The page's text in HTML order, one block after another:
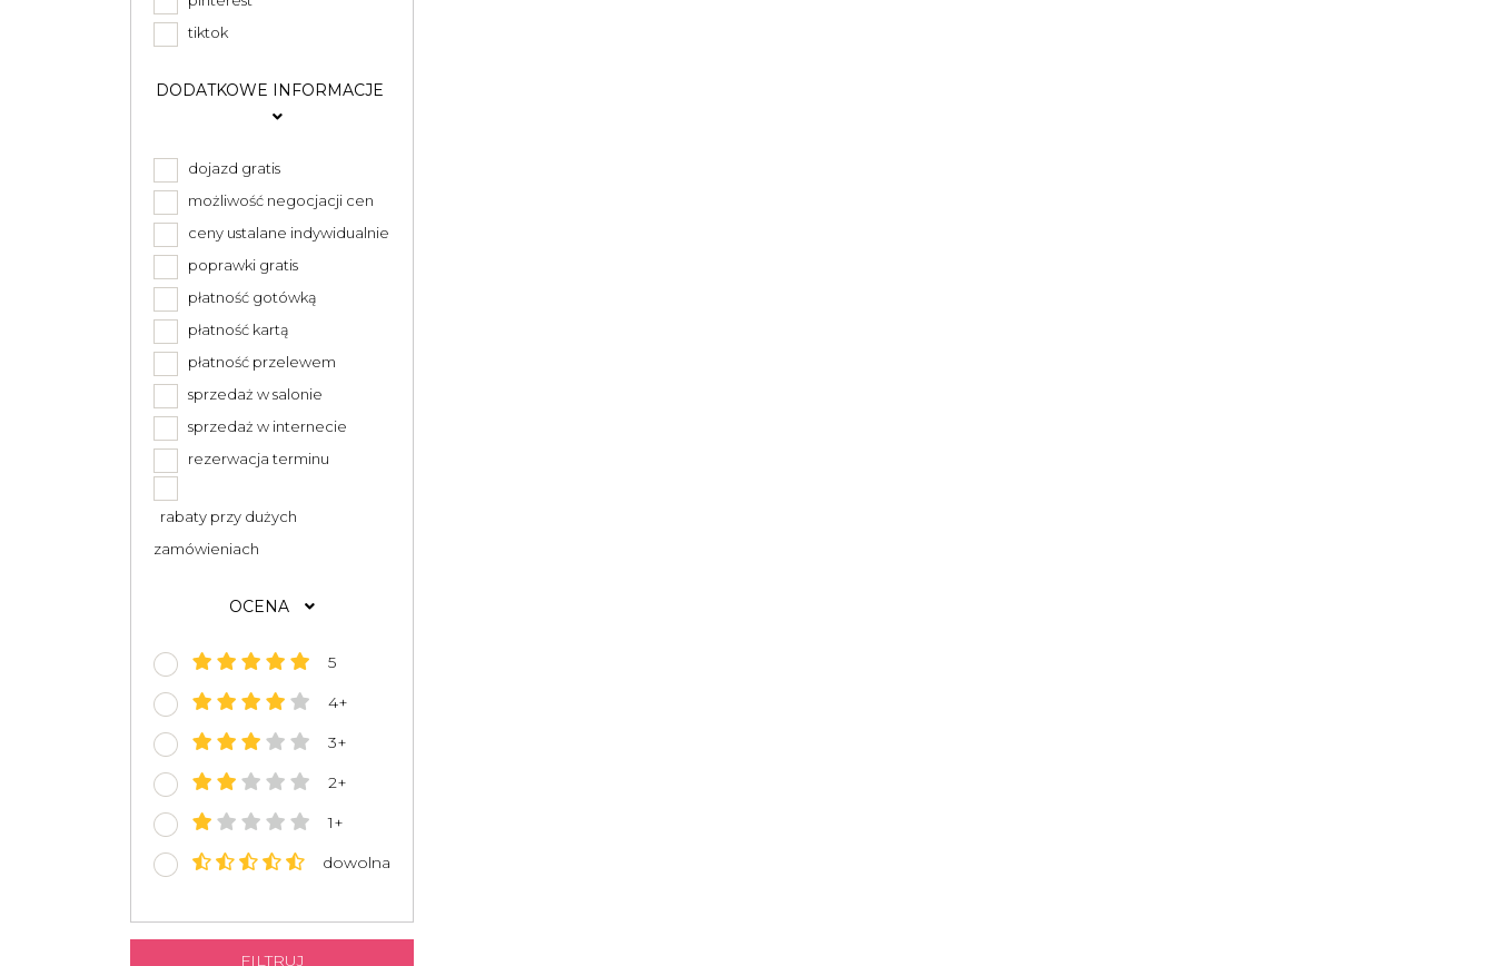
tiktok
DODATKOWE INFORMACJE
dojazd gratis
możliwość negocjacji cen
ceny ustalane indywidualnie
poprawki gratis
płatność gotówką
płatność kartą
płatność przelewem
sprzedaż w salonie
sprzedaż w internecie
rezerwacja terminu
rabaty przy dużych
zamówieniach
OCENA
5
4+
3+
2+
1+
dowolna
FILTRUJ